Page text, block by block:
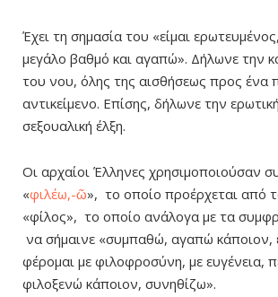
Έχει τη σημασία του «είμαι
μεγάλο βαθμό και αγαπώ». Δήλωνε την
του νου, όλης της αισθήσεως προς ένα
αντικείμενο. Επίσης, δήλωνε την
σεξουαλική έλξη.
Οι αρχαίοι Έλληνες χρησιμοποιούσαν
«φιλέω,-ῶ», το οποίο προέρχεται από
«φίλος», το οποίο ανάλογα με τα
να σήμαινε «συμπαθώ, αγαπώ κάποιον,
φέρομαι με φιλοφροσύνη, με ευγένεια,
φιλοξενώ κάποιον, συνηθίζω».